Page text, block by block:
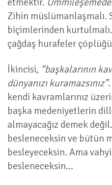
Zihin müslümanlaşmalı.
biçimlerinden
çağdaş hurafeler
İkincisi, “başkalarının
dünyanızı kuramazsınız”
kendi kavramlarınız
başka medeniyetlerin
almayacağız demek
besleneceksin ve bütün
besleyeceksin. Ama
besleneceksin…